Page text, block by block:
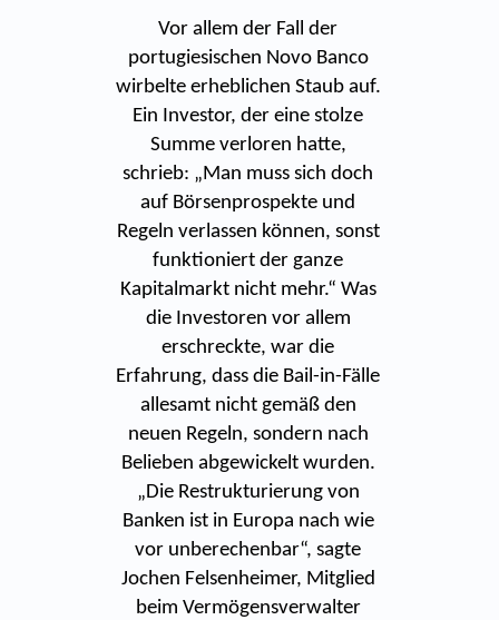
Vor allem der Fall der
portugiesischen Novo Banco
wirbelte erheblichen Staub auf.
Ein Investor, der eine stolze
Summe verloren hatte,
schrieb: „Man muss sich doch
auf Börsenprospekte und
Regeln verlassen können, sonst
funktioniert der ganze
Kapitalmarkt nicht mehr.“ Was
die Investoren vor allem
erschreckte, war die
Erfahrung, dass die Bail-in-Fälle
allesamt nicht gemäß den
neuen Regeln, sondern nach
Belieben abgewickelt wurden.
„Die Restrukturierung von
Banken ist in Europa nach wie
vor unberechenbar“, sagte
Jochen Felsenheimer, Mitglied
beim Vermögensverwalter